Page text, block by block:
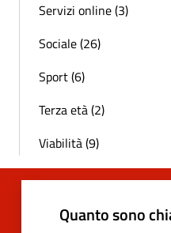
Servizi online (3)
Sociale (26)
Sport (6)
Terza età (2)
Viabilità (9)
Quanto sono